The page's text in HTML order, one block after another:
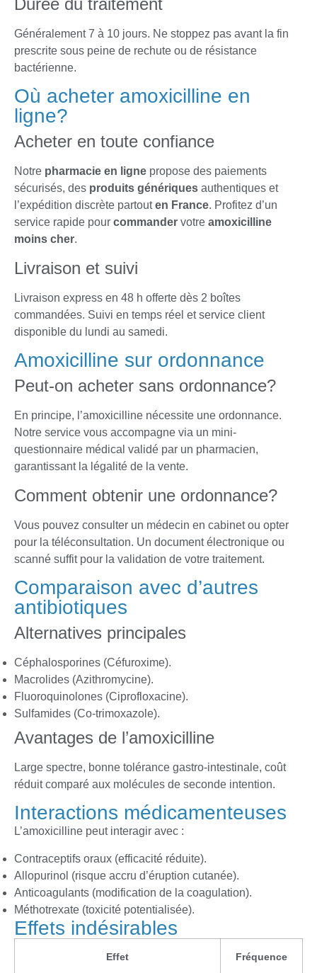
Durée du traitement
Généralement 7 à 10 jours. Ne stoppez pas avant la fin
prescrite sous peine de rechute ou de résistance
bactérienne.
Où acheter amoxicilline en
ligne?
Acheter en toute confiance
Notre pharmacie en ligne propose des paiements
sécurisés, des produits génériques authentiques et
l’expédition discrète partouten France. Profitez d’un
service rapide pour commander votre amoxicilline
moins cher.
Livraison et suivi
Livraison express en 48 h offerte dès 2 boîtes
commandées. Suivi en temps réel et service client
disponible du lundi au samedi.
Amoxicilline sur ordonnance
Peut-on acheter sans ordonnance?
En principe, l’amoxicilline nécessite une ordonnance.
Notre service vous accompagne via un mini-
questionnaire médical validé par un pharmacien,
garantissant la légalité de la vente.
Comment obtenir une ordonnance?
Vous pouvez consulter un médecin en cabinet ou opter
pour la téléconsultation. Un document électronique ou
scanné suffit pour la validation de votre traitement.
Comparaison avec d’autres
antibiotiques
Alternatives principales
Céphalosporines (Céfuroxime).
Macrolides (Azithromycine).
Fluoroquinolones (Ciprofloxacine).
Sulfamides (Co-trimoxazole).
Avantages de l’amoxicilline
Large spectre, bonne tolérance gastro-intestinale, coût
réduit comparé aux molécules de seconde intention.
Interactions médicamenteuses
L’amoxicilline peut interagir avec :
Contraceptifs oraux (efficacité réduite).
Allopurinol (risque accru d’éruption cutanée).
Anticoagulants (modification de la coagulation).
Méthotrexate (toxicité potentialisée).
Effets indésirables
Effet Fréquence